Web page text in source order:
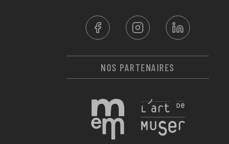
NOS PARTENAIRES